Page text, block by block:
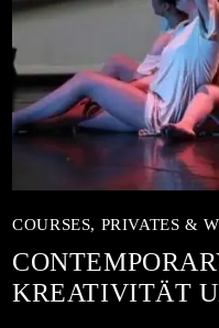
KREATIVITÄT
COURSES, PRIVATES &